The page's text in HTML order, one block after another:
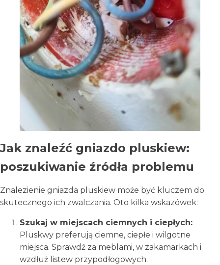
Jak znaleźć gniazdo pluskiew:
poszukiwanie źródła problemu
Znalezienie gniazda pluskiew może być kluczem do
skutecznego ich zwalczania. Oto kilka wskazówek:
Szukaj w miejscach ciemnych i ciepłych:
Pluskwy preferują ciemne, ciepłe i wilgotne
miejsca. Sprawdź za meblami, w zakamarkach i
wzdłuż listew przypodłogowych.